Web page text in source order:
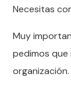
Necesitas
Muy
pedimos
organización.